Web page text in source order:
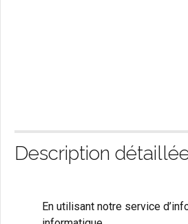
Description
En utilisant notre service